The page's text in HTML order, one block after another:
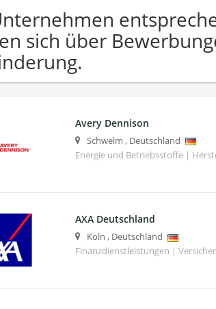
sich über
Avery Dennison
Schwelm , Deutschland
Energie und Betriebsstoffe |
AXA Deutschland
Köln , Deutschland
Finanzdienstleistungen |